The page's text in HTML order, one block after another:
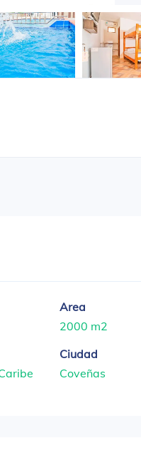
Area
2000 m2
Ciudad
Coveñas